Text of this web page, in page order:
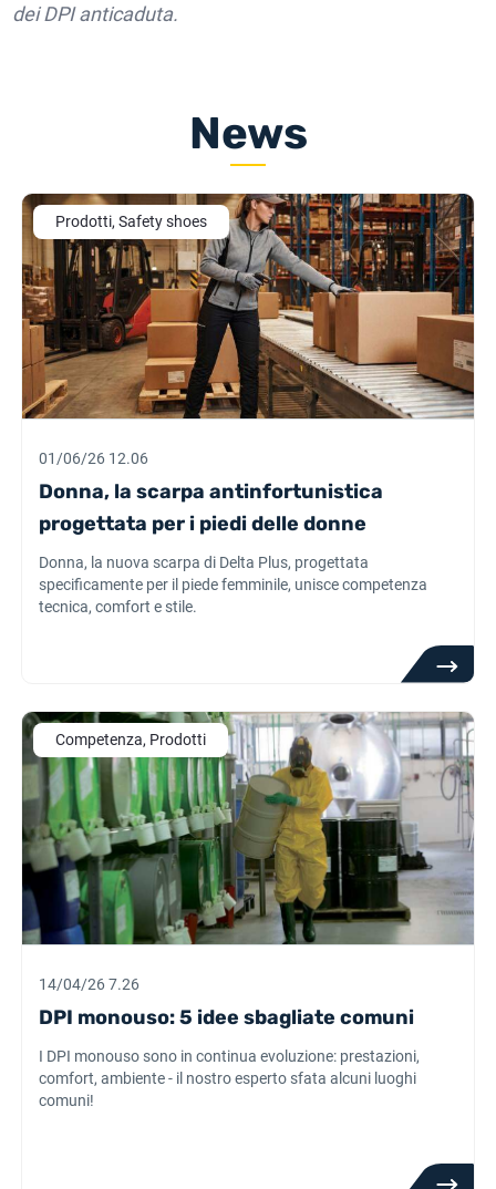
dei DPI anticaduta.
News
Prodotti, Safety shoes
01/06/26 12.06
Donna, la scarpa antinfortunistica
progettata per i piedi delle donne
Donna, la nuova scarpa di Delta Plus, progettata
specificamente per il piede femminile, unisce competenza
tecnica, comfort e stile.
Competenza, Prodotti
14/04/26 7.26
DPI monouso: 5 idee sbagliate comuni
I DPI monouso sono in continua evoluzione: prestazioni,
comfort, ambiente - il nostro esperto sfata alcuni luoghi
comuni!